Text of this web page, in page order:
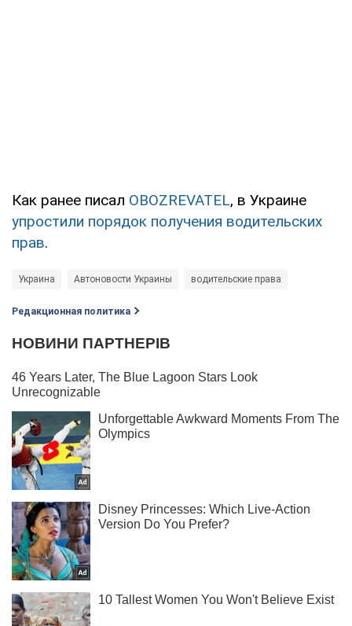
Как ранее писал OBOZREVATEL, в Украине
упростили порядок получения водительских
прав.
Украина Автоновости Украины водительские права
Редакционная политика